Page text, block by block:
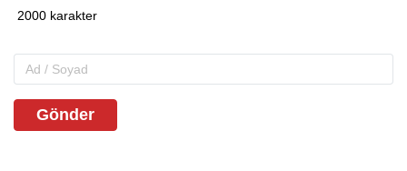
Gönder